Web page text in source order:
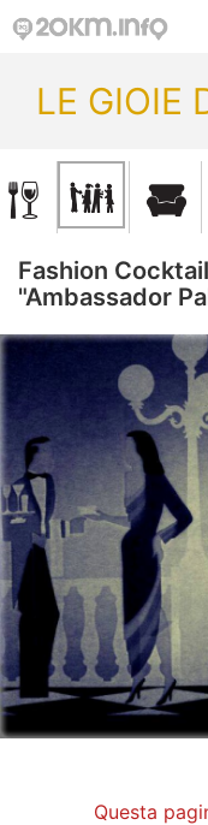
LE GIOIE
Fashion
"Ambassador
Questa